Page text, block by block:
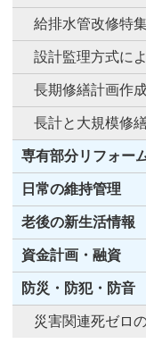
給排水管改修特
設計監理方式に
長期修繕計画作
長計と大規模修
専有部分リフォー
日常の維持管理
老後の新生活情報
資金計画・融資
防災・防犯・防音
災害関連死ゼロ